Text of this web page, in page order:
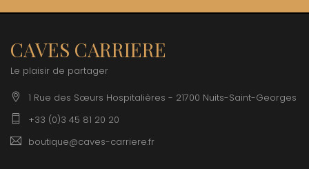
CAVES CARRIERE
Le plaisir de partager
1 Rue des Sœurs Hospitalières - 21700 Nuits-Saint-Georges
+33 (0)3 45 81 20 20
boutique@caves-carriere.fr